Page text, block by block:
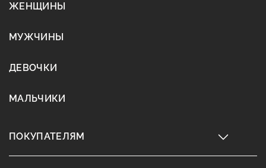
ЖЕНЩИНЫ
МУЖЧИНЫ
ДЕВОЧКИ
МАЛЬЧИКИ
ПОКУПАТЕЛЯМ